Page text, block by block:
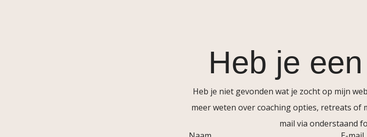
Heb je
Heb je niet gevonden wat je zocht op mijn
meer weten over coaching opties, retreats of
mail via onderstaand